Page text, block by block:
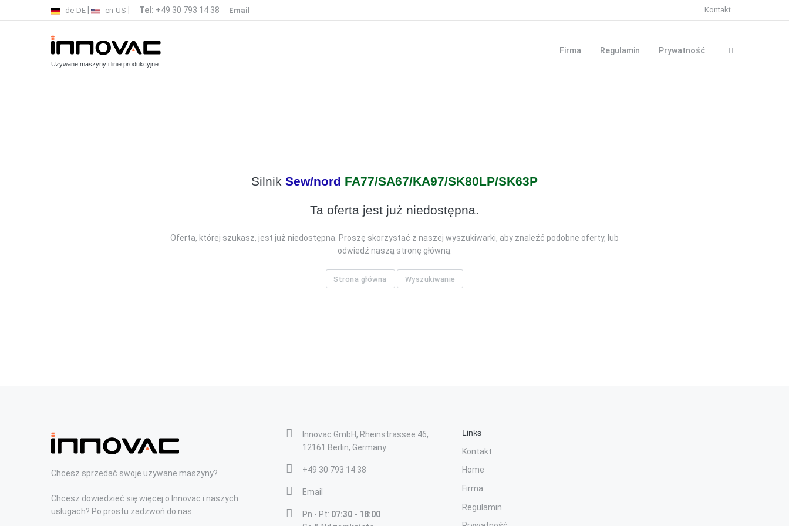
de-DE en-US Tel: +49 30 793 14 38 Email Kontakt
Używane maszyny i linie produkcyjne
Firma Regulamin Prywatność
Silnik Sew/nord FA77/SA67/KA97/SK80LP/SK63P
Ta oferta jest już niedostępna.
Oferta, której szukasz, jest już niedostępna. Proszę skorzystać z naszej wyszukiwarki, aby znaleźć podobne oferty, lub
odwiedź naszą stronę główną.
Strona główna Wyszukiwanie
Chcesz sprzedać swoje używane maszyny?
Chcesz dowiedzieć się więcej o Innovac i naszych
usługach? Po prostu zadzwoń do nas.
Innovac GmbH, Rheinstrassee 46,
12161 Berlin, Germany
+49 30 793 14 38
Email
Pn - Pt: 07:30 - 18:00
Links
Kontakt
Home
Firma
Regulamin